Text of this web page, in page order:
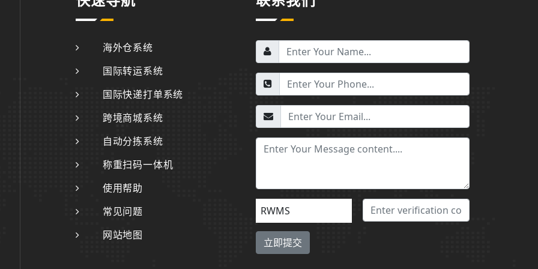
海外仓系统
国际转运系统
国际快递打单系统
跨境商城系统
自动分拣系统
称重扫码一体机
使用帮助
常见问题
网站地图
RWMS